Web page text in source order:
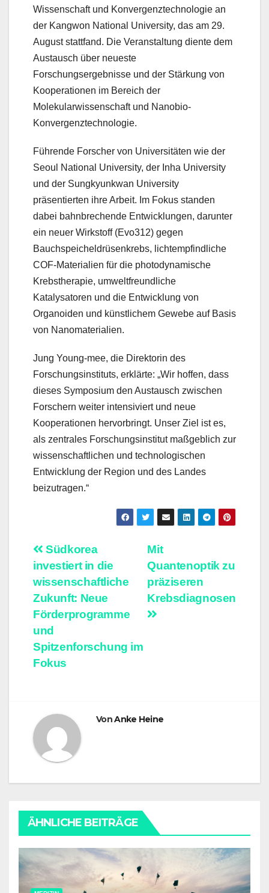
Wissenschaft und Konvergenztechnologie an
der Kangwon National University, das am 29.
August stattfand. Die Veranstaltung diente dem
Austausch über neueste
Forschungsergebnisse und der Stärkung von
Kooperationen im Bereich der
Molekularwissenschaft und Nanobio-
Konvergenztechnologie.
Führende Forscher von Universitäten wie der
Seoul National University, der Inha University
und der Sungkyunkwan University
präsentierten ihre Arbeit. Im Fokus standen
dabei bahnbrechende Entwicklungen, darunter
ein neuer Wirkstoff (Evo312) gegen
Bauchspeicheldrüsenkrebs, lichtempfindliche
COF-Materialien für die photodynamische
Krebstherapie, umweltfreundliche
Katalysatoren und die Entwicklung von
Organoiden und künstlichem Gewebe auf Basis
von Nanomaterialien.
Jung Young-mee, die Direktorin des
Forschungsinstituts, erklärte: „Wir hoffen, dass
dieses Symposium den Austausch zwischen
Forschern weiter intensiviert und neue
Kooperationen hervorbringt. Unser Ziel ist es,
als zentrales Forschungsinstitut maßgeblich zur
wissenschaftlichen und technologischen
Entwicklung der Region und des Landes
beizutragen.“
Beitragsnavigation
Mit
Quantenoptik zu
präziseren
Krebsdiagnosen
Südkorea
investiert in die
wissenschaftliche
Zukunft: Neue
Förderprogramme
und
Spitzenforschung im
Fokus
VonAnke Heine
ÄHNLICHE BEITRÄGE